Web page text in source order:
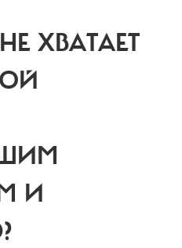
ХВАТАЕТ
И